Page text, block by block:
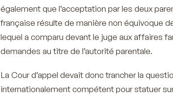
également que l’acceptation par les deux
française résulte de manière non équivoque
lequel a comparu devant le juge aux affaires
demandes au titre de l’autorité parentale.
La Cour d’appel devait donc trancher la
internationalement compétent pour statuer